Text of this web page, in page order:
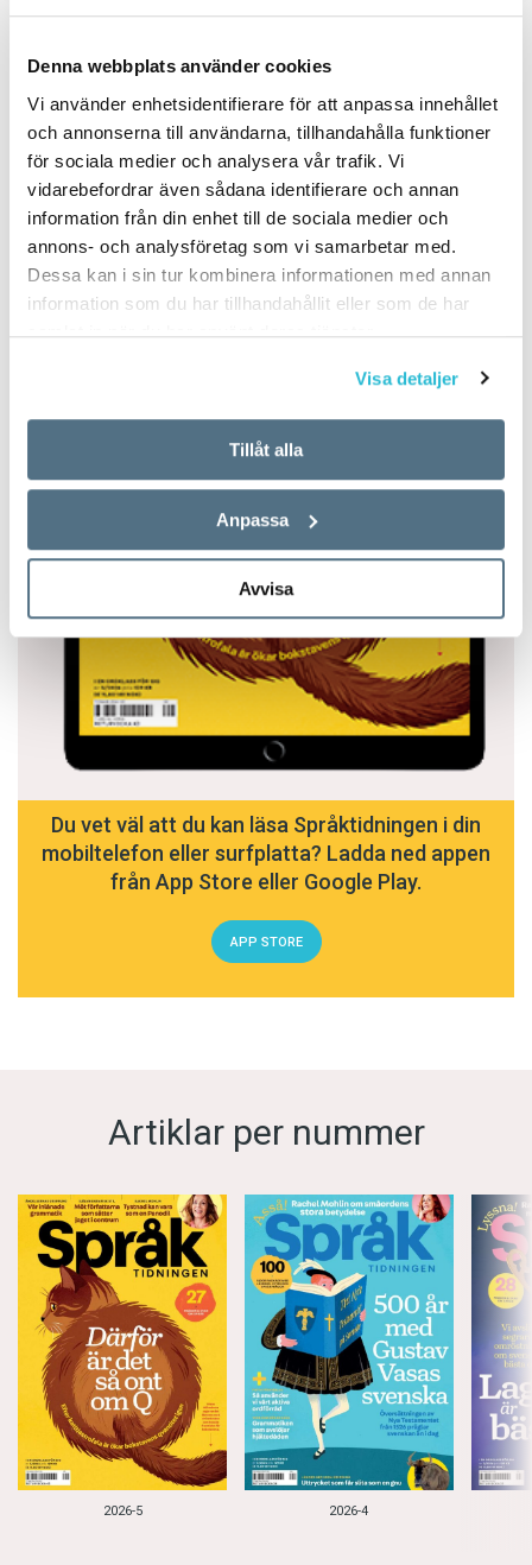
Denna webbplats använder cookies
Vi använder enhetsidentifierare för att anpassa innehållet
och annonserna till användarna, tillhandahålla funktioner
för sociala medier och analysera vår trafik. Vi
vidarebefordrar även sådana identifierare och annan
information från din enhet till de sociala medier och
annons- och analysföretag som vi samarbetar med.
Dessa kan i sin tur kombinera informationen med annan
information som du har tillhandahållit eller som de har
samlat in när du har använt deras tjänster.
Visa detaljer
Tillåt alla
Anpassa
Avvisa
PUBLICERAD 2021-10-22
Du vet väl att du kan läsa Språktidningen i din
mobiltelefon eller surfplatta? Ladda ned appen
från App Store eller Google Play.
APP STORE
Artiklar per nummer
2026-5 2026-4